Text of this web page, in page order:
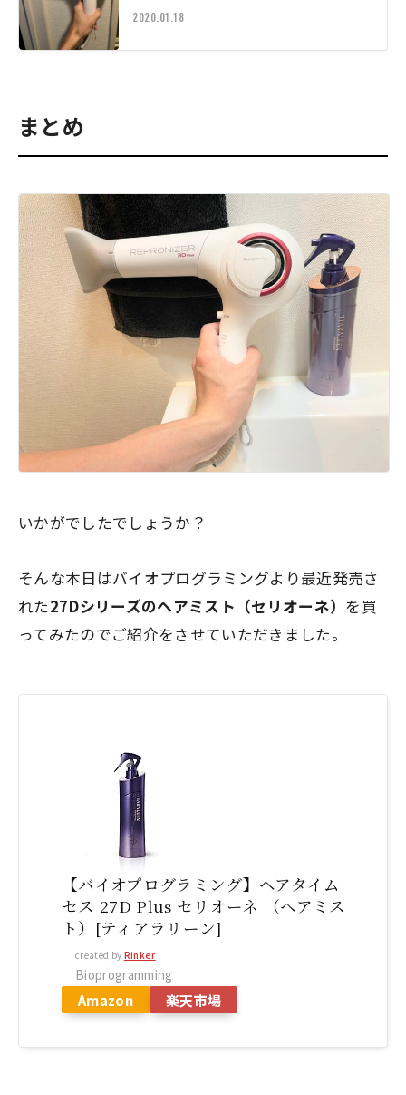
2020.01.18
まとめ
いかがでしたでしょうか？
そんな本日はバイオプログラミングより最近発売さ
れた27Dシリーズのヘアミスト（セリオーネ） を買
ってみたのでご紹介をさせていただきました。
【バイオプログラミング】ヘアタイム
セス 27D Plus セリオーネ （ヘアミス
ト）[ティアラリーン]
created by Rinker
Bioprogramming
Amazon 楽天市場